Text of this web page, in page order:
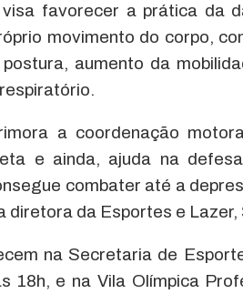
favorecer a prática da
movimento do corpo,
aumento da
a coordenação
e ainda, ajuda na
combater até a
diretora da Esportes e Lazer,
na Secretaria de
18h, e na Vila Olímpica